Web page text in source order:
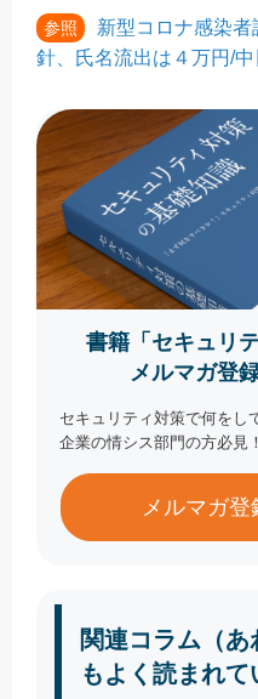
参照
新型コロナ感染
針、氏名流出は４万円/中
書籍「セキュリ
メルマガ登
セキュリティ対策で何をし
企業の情シス部門の方必見！
メルマガ登
関連コラム（
もよく読まれて